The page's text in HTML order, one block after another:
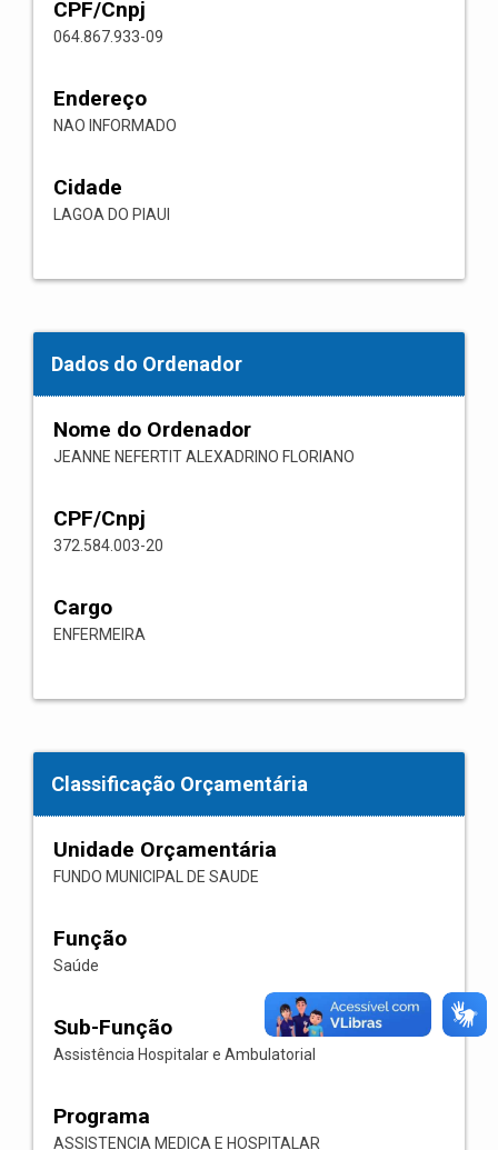
CPF/Cnpj
064.867.933-09
Endereço
NAO INFORMADO
Cidade
LAGOA DO PIAUI
Dados do Ordenador
Nome do Ordenador
JEANNE NEFERTIT ALEXADRINO FLORIANO
CPF/Cnpj
372.584.003-20
Cargo
ENFERMEIRA
Classificação Orçamentária
Unidade Orçamentária
FUNDO MUNICIPAL DE SAUDE
Função
Saúde
Sub-Função
Assistência Hospitalar e Ambulatorial
Programa
ASSISTENCIA MEDICA E HOSPITALAR